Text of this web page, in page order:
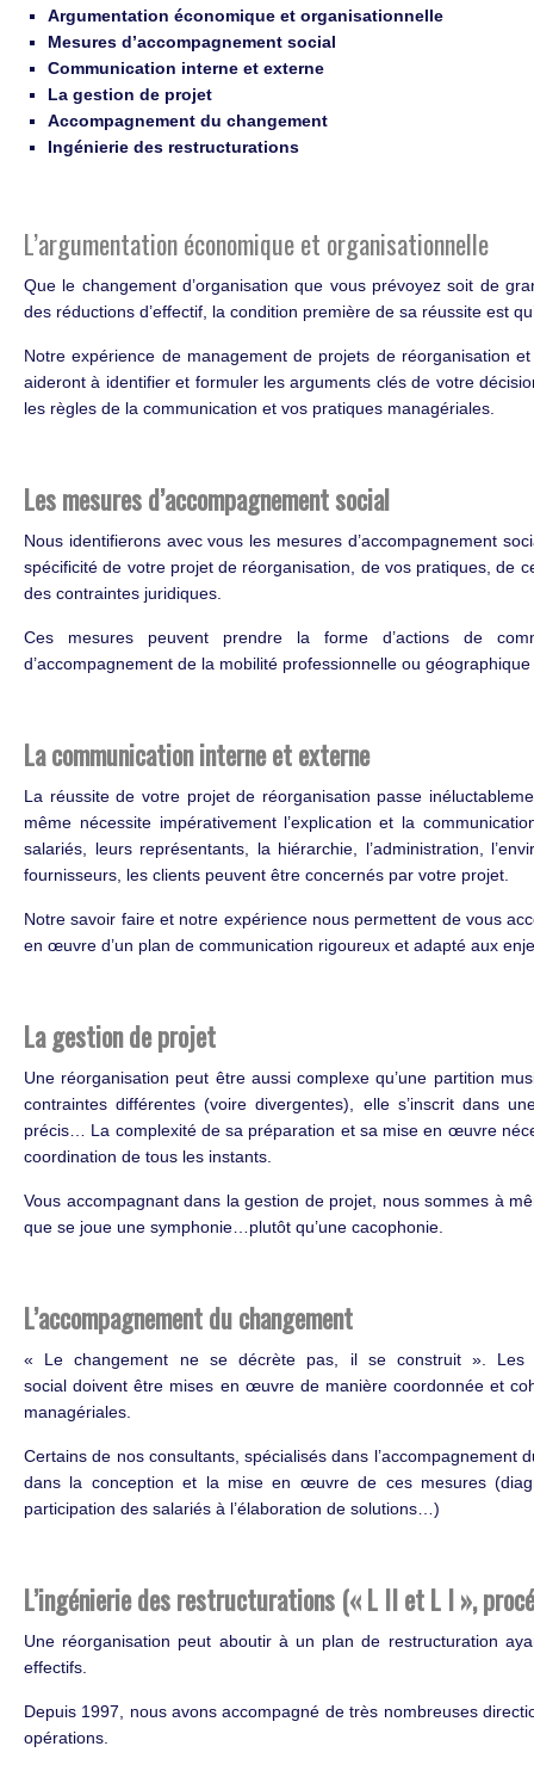
Argumentation économique et organisationnelle
Mesures d’accompagnement social
Communication interne et externe
La gestion de projet
Accompagnement du changement
Ingénierie des restructurations
L’argumentation économique et organisationnelle
Que le changement d’organisation que vous prévoyez soit de
des réductions d’effectif, la condition première de sa réussite est
Notre expérience de management de projets de réorganisation
aideront à identifier et formuler les arguments clés de votre
les règles de la communication et vos pratiques managériales.
Les mesures d’accompagnement social
Nous identifierons avec vous les mesures d’accompagnement
spécificité de votre projet de réorganisation, de vos pratiques, de
des contraintes juridiques.
Ces mesures peuvent prendre la forme d’actions de
d’accompagnement de la mobilité professionnelle ou
La communication interne et externe
La réussite de votre projet de réorganisation passe
même nécessite impérativement l’explication et la
salariés, leurs représentants, la hiérarchie, l’administration,
fournisseurs, les clients peuvent être concernés par votre projet.
Notre savoir faire et notre expérience nous permettent de vous
en œuvre d’un plan de communication rigoureux et adapté aux
La gestion de projet
Une réorganisation peut être aussi complexe qu’une partition
contraintes différentes (voire divergentes), elle s’inscrit dans
précis… La complexité de sa préparation et sa mise en œuvre
coordination de tous les instants.
Vous accompagnant dans la gestion de projet, nous sommes à
que se joue une symphonie…plutôt qu’une cacophonie.
L’accompagnement du changement
« Le changement ne se décrète pas, il se construit ». Les
social doivent être mises en œuvre de manière coordonnée et
managériales.
Certains de nos consultants, spécialisés dans l’accompagnement
dans la conception et la mise en œuvre de ces mesures
participation des salariés à l’élaboration de solutions…)
L’ingénierie des restructurations (« L II et L I »,
Une réorganisation peut aboutir à un plan de restructuration
effectifs.
Depuis 1997, nous avons accompagné de très nombreuses
opérations.